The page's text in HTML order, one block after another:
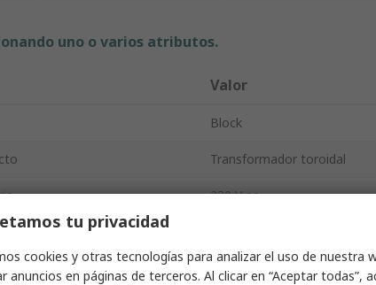
uno o varios atributos.
Valor
Block
Transformador toroidal
230 V ac
2
tu privacidad
cookies y otras tecnologías para analizar el uso de nuestra
anuncios en páginas de terceros. Al clicar en “Aceptar todas”,